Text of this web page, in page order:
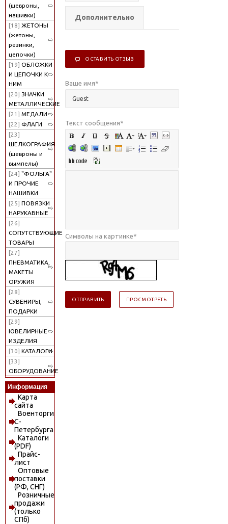
(шевроны,
нашивки)
[18] ЖЕТОНЫ
(жетоны,
резинки,
цепочки)
[19] ОБЛОЖКИ
И ЦЕПОЧКИ К
НИМ
[20] ЗНАЧКИ
МЕТАЛЛИЧЕСКИЕ
[21] МЕДАЛИ
[22] ФЛАГИ
[23]
ШЕЛКОГРАФИЯ
(шевроны и
вымпелы)
[24] "ФОЛЬГА"
И ПРОЧИЕ
НАШИВКИ
[25] ПОВЯЗКИ
НАРУКАВНЫЕ
[26]
СОПУТСТВУЮЩИЕ
ТОВАРЫ
[27]
ПНЕВМАТИКА,
МАКЕТЫ
ОРУЖИЯ
[28]
СУВЕНИРЫ,
ПОДАРКИ
[29]
ЮВЕЛИРНЫЕ
ИЗДЕЛИЯ
[30] КАТАЛОГИ
[33]
ОБОРУДОВАНИЕ
Информация
Карта
сайта
Военторги
С-
Петербурга
Каталоги
(PDF)
Прайс-
лист
Оптовые
поставки
(РФ, СНГ)
Розничные
продажи
(только
СПб)
Дополнительно
ОСТАВИТЬ ОТЗЫВ
Ваше имя*
Текст сообщения*
Символы на картинке*